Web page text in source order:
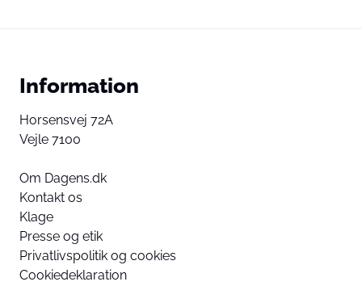
Information
Horsensvej 72A
Vejle 7100
Om Dagens.dk
Kontakt os
Klage
Presse og etik
Privatlivspolitik og cookies
Cookiedeklaration